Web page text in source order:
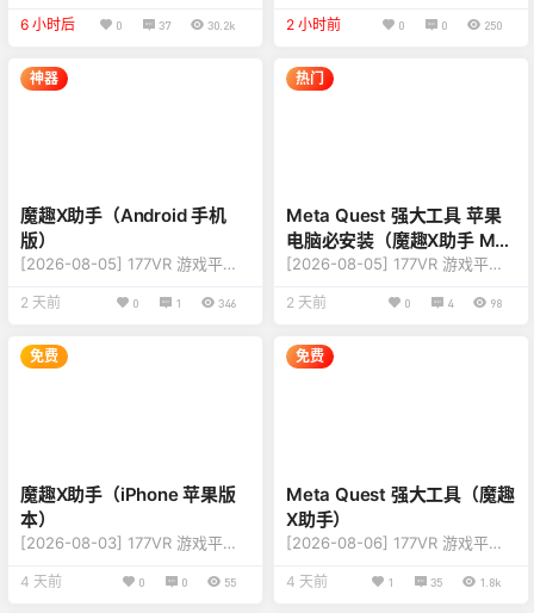
解版 版本v1.34.19.0 【更新】：
据线串流 【名称】：Virtual Des
ktop 【类型】：工具、串流、热
6 小时后 0 37 30.2k
3 【更新】：修复更新内容，详
极速版 【类型】：工具、推荐、
管理、效率 【平台】：Quest
趣极速版一款…
2 小时前 0 0 250
神器
魔趣X助手（Android 手机
版）
[2026-08-05] 177VR 游戏平台
v1.1.1 【更新】：修复更新内容，
趣助手 【类型】：工具、推荐、
管理、效率 【平台】：小米手
本来啦，功能强大，…
2 天前 0 1 346
热门
Meta Quest 强大工具 苹果
电脑必安装（魔趣X助手 Mac
版本）
[2026-08-05] 177VR 游戏平台
版本v1.0.5 【更新】：修复更新
版本 【类型】：工具、必装、投
屏、效率 【平台】：Mac OS、
脑版，美观、…
2 天前 0 4 98
免费
魔趣X助手（iPhone 苹果版
本）
[2026-08-03] 177VR 游戏平台
本v1.3 【更新】：大量更新内
4 天前 0 0 55
免费
Meta Quest 强大工具（魔趣
X助手）
[2026-08-06] 177VR 游戏平台
4 【更新】：修复更新内容，详
4 天前 1 35 1.8k